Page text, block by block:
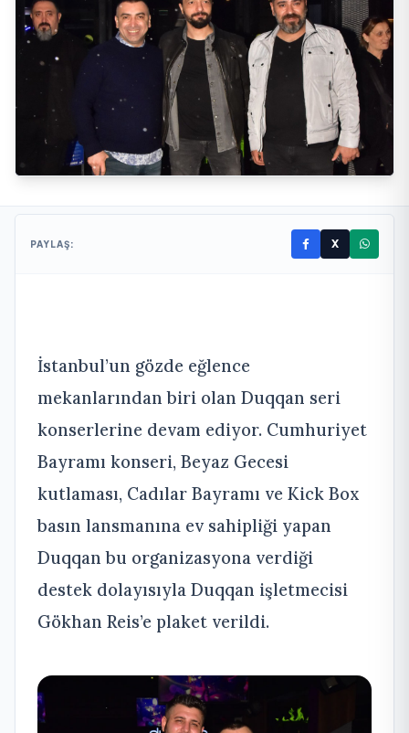
PAYLAŞ: X
İstanbul’un gözde eğlence
mekanlarından biri olan Duqqan seri
konserlerine devam ediyor. Cumhuriyet
Bayramı konseri, Beyaz Gecesi
kutlaması, Cadılar Bayramı ve Kick Box
basın lansmanına ev sahipliği yapan
Duqqan bu organizasyona verdiği
destek dolayısıyla Duqqan işletmecisi
Gökhan Reis’e plaket verildi.